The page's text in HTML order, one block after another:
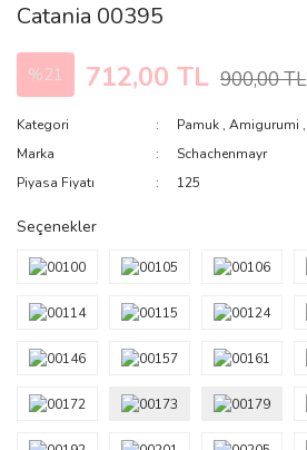
Catania 00395
%21 712,00 TL 900,00 TL
Kategori Pamuk ,Amigurumi ,
Marka
Schachenmayr
Piyasa Fiyatı
125
Seçenekler